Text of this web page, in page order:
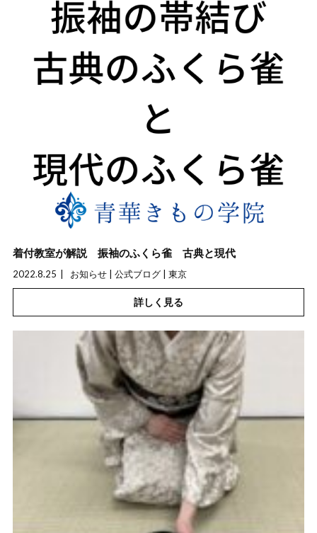
着付教室が解説 振袖のふくら雀 古典と現代
2022.8.25
お知らせ | 公式ブログ | 東京
詳しく見る